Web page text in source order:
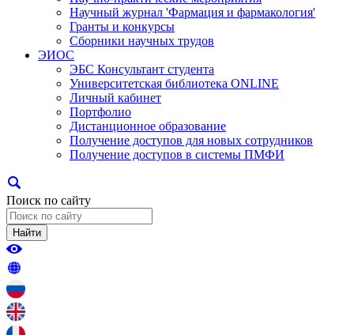
Научный журнал 'Фармация и фармакология'
Гранты и конкурсы
Сборники научных трудов
ЭИОС
ЭБС Консультант студента
Университетская библиотека ONLINE
Личный кабинет
Портфолио
Дистанционное образование
Получение доступов для новых сотрудников
Получение доступов в системы ПМФИ
Поиск по сайту
Найти